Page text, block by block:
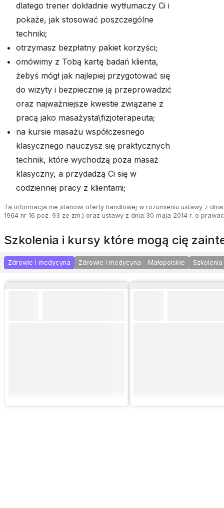
dlatego trener dokładnie wytłumaczy Ci i
pokaże, jak stosować poszczególne
techniki;
otrzymasz bezpłatny pakiet korzyści;
omówimy z Tobą kartę badań klienta,
żebyś mógł jak najlepiej przygotować się
do wizyty i bezpiecznie ją przeprowadzić
oraz najważniejsze kwestie związane z
pracą jako masażysta\fizjoterapeuta;
na kursie masażu współczesnego
klasycznego nauczysz się praktycznych
technik, które wychodzą poza masaż
klasyczny, a przydadzą Ci się w
codziennej pracy z klientami;
Ta informacja nie stanowi oferty handlowej w rozumieniu ustawy z
1964 nr 16 poz. 93 ze zm.) oraz ustawy z dnia 30 maja 2014 r. o
szkolenia i kursy które mogą cię
Zdrowie i medycyna Zdrowie i medycyna - Małopolskie